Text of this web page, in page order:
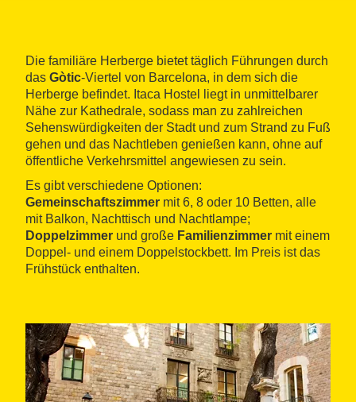
Die familiäre Herberge bietet täglich Führungen durch
das Gòtic-Viertel von Barcelona, in dem sich die
Herberge befindet. Itaca Hostel liegt in unmittelbarer
Nähe zur Kathedrale, sodass man zu zahlreichen
Sehenswürdigkeiten der Stadt und zum Strand zu Fuß
gehen und das Nachtleben genießen kann, ohne auf
öffentliche Verkehrsmittel angewiesen zu sein.
Es gibt verschiedene Optionen:
Gemeinschaftszimmer mit 6, 8 oder 10 Betten, alle
mit Balkon, Nachttisch und Nachtlampe;
Doppelzimmer und große Familienzimmer mit einem
Doppel- und einem Doppelstockbett. Im Preis ist das
Frühstück enthalten.